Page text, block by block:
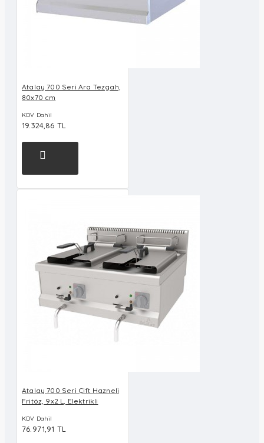
Atalay 700 Seri Ara Tezgah,
80x70 cm
KDV Dahil
19.324,86 TL
Atalay 700 Seri Çift Hazneli
Fritöz, 9x2 L, Elektrikli
KDV Dahil
76.971,91 TL